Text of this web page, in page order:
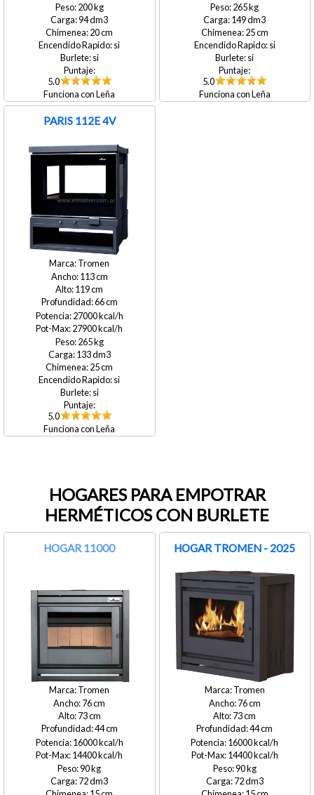
200
94
20
si
si
5.0
Leña
265
149
25
si
si
5.0
Leña
PARIS 112E 4V
Tromen
113
119
66
27000
27900
265
133
25
si
si
5.0
Leña
HOGARES PARA EMPOTRAR
HERMÉTICOS CON BURLETE
HOGAR 11000
Tromen
76
73
44
16000
14400
90
72
HOGAR TROMEN - 2025
Tromen
76
73
44
16000
14400
90
72